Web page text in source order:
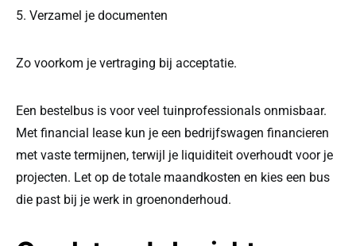
5. Verzamel je documenten
Zo voorkom je vertraging bij acceptatie.
Een bestelbus is voor veel tuinprofessionals onmisbaar.
Met financial lease kun je een bedrijfswagen financieren
met vaste termijnen, terwijl je liquiditeit overhoudt voor je
projecten. Let op de totale maandkosten en kies een bus
die past bij je werk in groenonderhoud.